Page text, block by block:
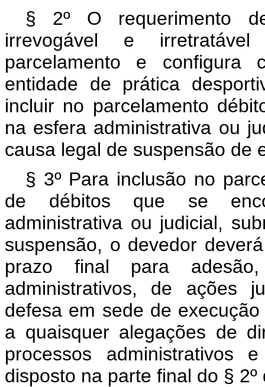
§ 2º O requerimento
irrevogável e
parcelamento e configura
entidade de prática
incluir no parcelamento
na esfera administrativa ou
causa legal de suspensão de
§ 3º Para inclusão no
de débitos que se
administrativa ou judicial,
suspensão, o devedor
prazo final para
administrativos, de ações
defesa em sede de
a quaisquer alegações de
processos administrativos
disposto na parte final do §